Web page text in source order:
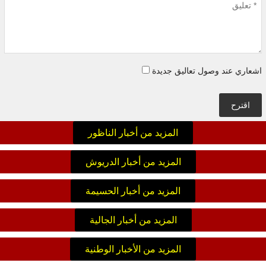
اشعاري عند وصول تعاليق جديدة
اقترح
المزيد من أخبار الناظور
المزيد من أخبار الدريوش
المزيد من أخبار الحسيمة
المزيد من أخبار الجالية
المزيد من الأخبار الوطنية